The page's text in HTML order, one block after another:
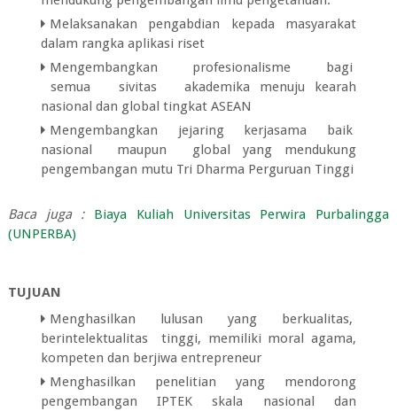
Melaksanakan pengabdian kepada masyarakat
dalam rangka aplikasi riset
Mengembangkan profesionalisme bagi
semua sivitas akademika menuju kearah
nasional dan global tingkat ASEAN
Mengembangkan jejaring kerjasama baik
nasional maupun global yang mendukung
pengembangan mutu Tri Dharma Perguruan Tinggi
Baca juga :
Biaya Kuliah Universitas Perwira Purbalingga
(UNPERBA)
TUJUAN
Menghasilkan lulusan yang berkualitas,
berintelektualitas tinggi, memiliki moral agama,
kompeten dan berjiwa entrepreneur
Menghasilkan penelitian yang mendorong
pengembangan IPTEK skala nasional dan